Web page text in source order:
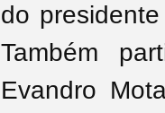
do
Também
Evandro